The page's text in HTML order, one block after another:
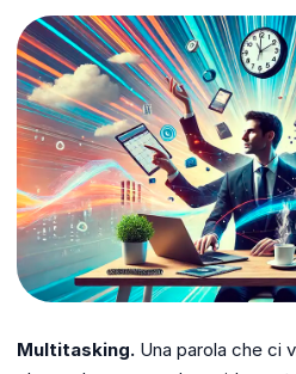
Multitasking. Una parola che ci